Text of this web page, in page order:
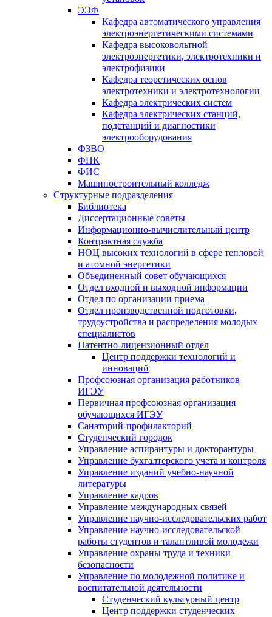
ЭЭФ
Кафедра автоматического управления
электроэнергетическими системами
Кафедра высоковольтной
электроэнергетики, электротехники и
электрофизики
Кафедра теоретических основ
электротехники и электротехнологии
Кафедра электрических систем
Кафедра электрических станций,
подстанций и диагностики
электрооборудования
ФЗВО
ФПК
ФИС
Машиностроительный колледж
Структурные подразделения
Библиотека
Диссертационные советы
Информационно-вычислительный центр
Контрактная служба
НОЦ высоких технологий в сфере тепловой
и атомной энергетики
Объединенный совет обучающихся
Отдел входной и выходной информации
Отдел по организации приема
Отдел производственной подготовки,
трудоустройства и распределения молодых
специалистов
Патентно-лицензионный отдел
Центр поддержки технологий и
инноваций
Профсоюзная организация работников
ИГЭУ
Первичная профсоюзная организация
обучающихся ИГЭУ
Санаторий-профилакторий
Студенческий городок
Управление аспирантуры и докторантуры
Управление бухгалтерского учета и контроля
Управление изданий учебно-научной
литературы
Упpавление кадpов
Управление международных связей
Управление научно-исследовательских работ
Управление научно-исследовательской
работы студентов и талантливой молодежи
Управление охраны труда и техники
безопасности
Управление по молодежной политике и
воспитательной деятельности
Студенческий культурный центр
Центр поддержки студенческих